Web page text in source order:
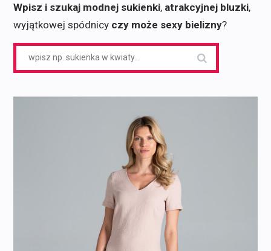
Wpisz i szukaj modnej sukienki, atrakcyjnej bluzki,
wyjątkowej spódnicy czy może sexy bielizny?